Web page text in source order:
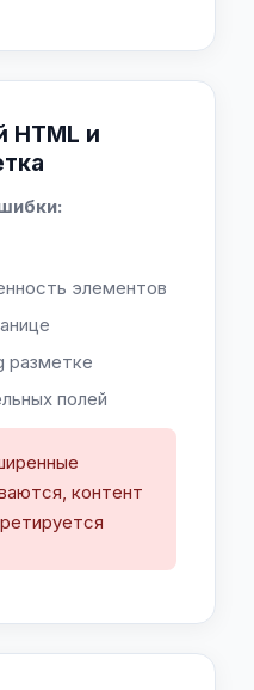
HTML и
элементов
разметке
полей
контент